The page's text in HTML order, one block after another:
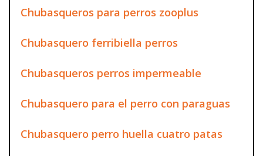
Chubasqueros para perros zooplus
Chubasquero ferribiella perros
Chubasqueros perros impermeable
Chubasquero para el perro con paraguas
Chubasquero perro huella cuatro patas